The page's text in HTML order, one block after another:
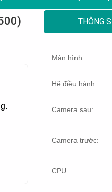
THÔNG
Màn hình:
Hệ điều hành:
Camera sau:
Camera trước:
CPU: